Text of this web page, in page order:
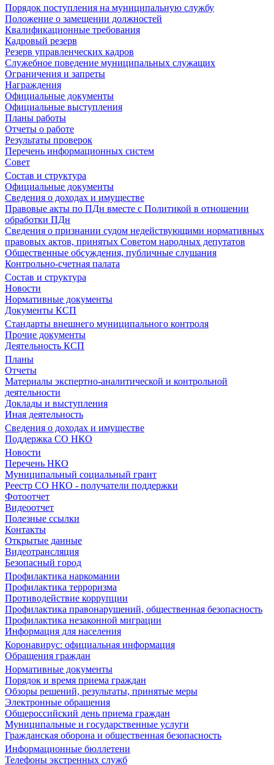
Порядок поступления на муниципальную службу
Положение о замещении должностей
Квалификационные требования
Кадровый резерв
Резерв управленческих кадров
Служебное поведение муниципальных служащих
Ограничения и запреты
Награждения
Официальные документы
Официальные выступления
Планы работы
Отчеты о работе
Результаты проверок
Перечень информационных систем
Совет
Состав и структура
Официальные документы
Сведения о доходах и имуществе
Правовые акты по ПДн вместе с Политикой в отношении
обработки ПДн
Сведения о признании судом недействующими нормативных
правовых актов, принятых Советом народных депутатов
Общественные обсуждения, публичные слушания
Контрольно-счетная палата
Состав и структура
Новости
Нормативные документы
Документы КСП
Стандарты внешнего муниципального контроля
Прочие документы
Деятельность КСП
Планы
Отчеты
Материалы экспертно-аналитической и контрольной
деятельности
Доклады и выступления
Иная деятельность
Сведения о доходах и имуществе
Поддержка СО НКО
Новости
Перечень НКО
Муниципальный социальный грант
Реестр СО НКО - получатели поддержки
Фотоотчет
Видеоотчет
Полезные ссылки
Контакты
Открытые данные
Видеотрансляция
Безопасный город
Профилактика наркомании
Профилактика терроризма
Противодействие коррупции
Профилактика правонарушений, общественная безопасность
Профилактика незаконной миграции
Информация для населения
Коронавирус: официальная информация
Обращения граждан
Нормативные документы
Порядок и время приема граждан
Обзоры решений, результаты, принятые меры
Электронные обращения
Общероссийский день приема граждан
Муниципальные и государственные услуги
Гражданская оборона и общественная безопасность
Информационные бюллетени
Телефоны экстренных служб